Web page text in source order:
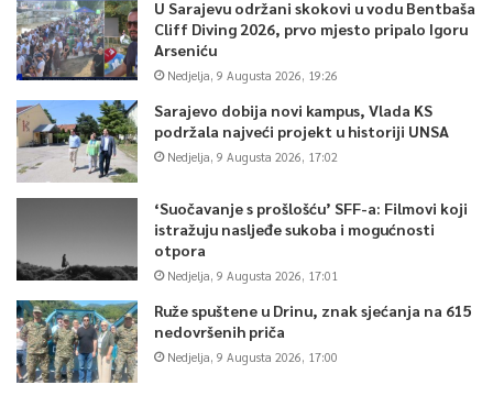
U Sarajevu održani skokovi u vodu Bentbaša
Cliff Diving 2026, prvo mjesto pripalo Igoru
Arseniću
Nedjelja, 9 Augusta 2026, 19:26
Sarajevo dobija novi kampus, Vlada KS
podržala najveći projekt u historiji UNSA
Nedjelja, 9 Augusta 2026, 17:02
‘Suočavanje s prošlošću’ SFF-a: Filmovi koji
istražuju nasljeđe sukoba i mogućnosti
otpora
Nedjelja, 9 Augusta 2026, 17:01
Ruže spuštene u Drinu, znak sjećanja na 615
nedovršenih priča
Nedjelja, 9 Augusta 2026, 17:00